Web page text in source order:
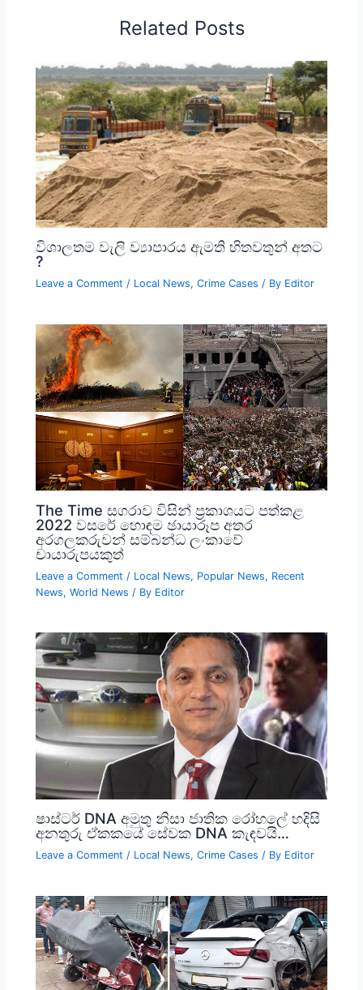
Related Posts
විශාලතම වැලි ව්‍යාපාරය ඇමති හිතවතුන් අතට
?
Leave a Comment / Local News,Crime Cases / By Editor
The Time සගරාව විසින් ප්‍රකාශයට පත්කළ
2022 වසරේ හොඳම ඡායාරූප අතර
අරගලකරුවන් සම්බන්ධ ලංකාවේ
චායාරුපයකුත්
Leave a Comment / Local News, Popular News, Recent
News,World News / By Editor
ෂාස්ටර් DNA අමුතු නිසා ජාතික රෝහලේ හදිසි
අනතුරු ඒකකයේ සේවක DNA කැඳවයි…
Leave a Comment / Local News,Crime Cases / By Editor